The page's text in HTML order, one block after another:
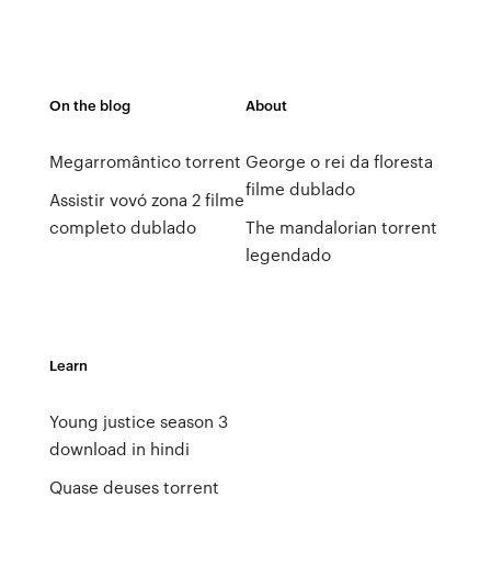
On the blog
Megarromântico torrent
Assistir vovó zona 2 filme
completo dublado
About
George o rei da floresta
filme dublado
The mandalorian torrent
legendado
Learn
Young justice season 3
download in hindi
Quase deuses torrent